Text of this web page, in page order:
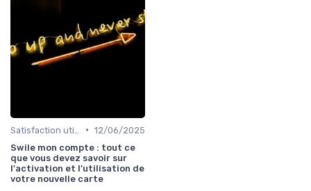
• 12/06/2025
Swile mon compte : tout ce
que vous devez savoir sur
l'activation et l'utilisation de
votre nouvelle carte